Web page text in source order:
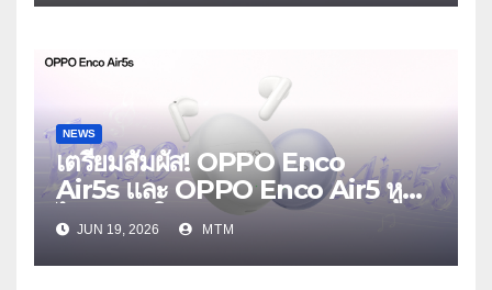
Launch Event 25 มิถุนายนนี้
NEWS
เตรียมสัมผัส! OPPO Enco
Air5s และ OPPO Enco Air5 หูฟัง
ไร้สายรุ่นใหม่ล่าสุด มาพร้อมระบบ
ตัดเสียงรบกวน เบาสบายเหมือนไม่ได้
ใส่
JUN 19, 2026 MTM